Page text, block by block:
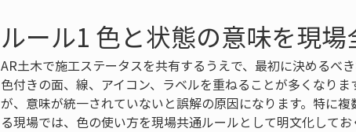
ルール1 色と状態の意味を現
AR土木で施工ステータスを共有するうえで、最初に決めるべ
色付きの面、線、アイコン、ラベルを重ねることが多くなり
が、意味が統一されていないと誤解の原因になります。特に
る現場では、色の使い方を現場共通ルールとして明文化してお